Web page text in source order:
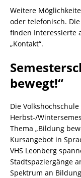
Weitere
oder telefonisch.
finden Interessierte
„Kontakt“.
bewegt!“
Die
Herbst-/
Thema „Bildung
Kursangebot in
VHS Leonberg
Stadtspaziergänge
Spektrum an